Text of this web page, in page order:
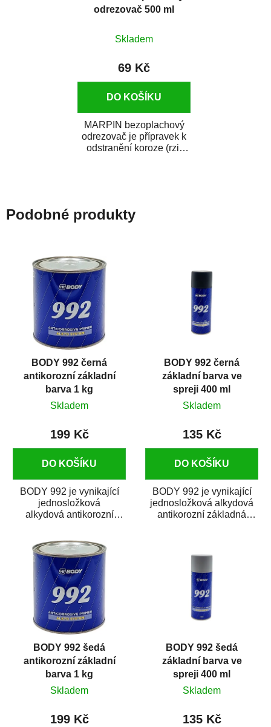
odrezovač 500 ml
Skladem
69 Kč
DO KOŠÍKU
MARPIN bezoplachový
odrezovač je přípravek k
odstranění koroze (rzi)
Podobné produkty
BODY 992 černá
antikorozní základní
barva 1 kg
Skladem
199 Kč
DO KOŠÍKU
BODY 992 je vynikající
jednosložková
alkydová antikorozní
jako základní nátěr...
BODY 992 černá
základní barva ve
spreji 400 ml
Skladem
135 Kč
DO KOŠÍKU
BODY 992 je vynikající
jednosložková alkydová
antikorozní základná
BODY 992 šedá
antikorozní základní
barva 1 kg
Skladem
199 Kč
BODY 992 šedá
základní barva ve
spreji 400 ml
Skladem
135 Kč